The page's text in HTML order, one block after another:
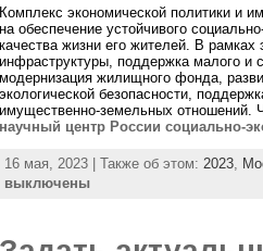
Комплекс экономической политики и
на обеспечение устойчивого
качества жизни его жителей. В рамках
инфраструктуры, поддержка малого и
модернизация жилищного фонда,
экологической безопасности,
имущественно-земельных отношений.
научный центр России социально-
16 мая, 2023 | Также об этом: 2023,
выключены